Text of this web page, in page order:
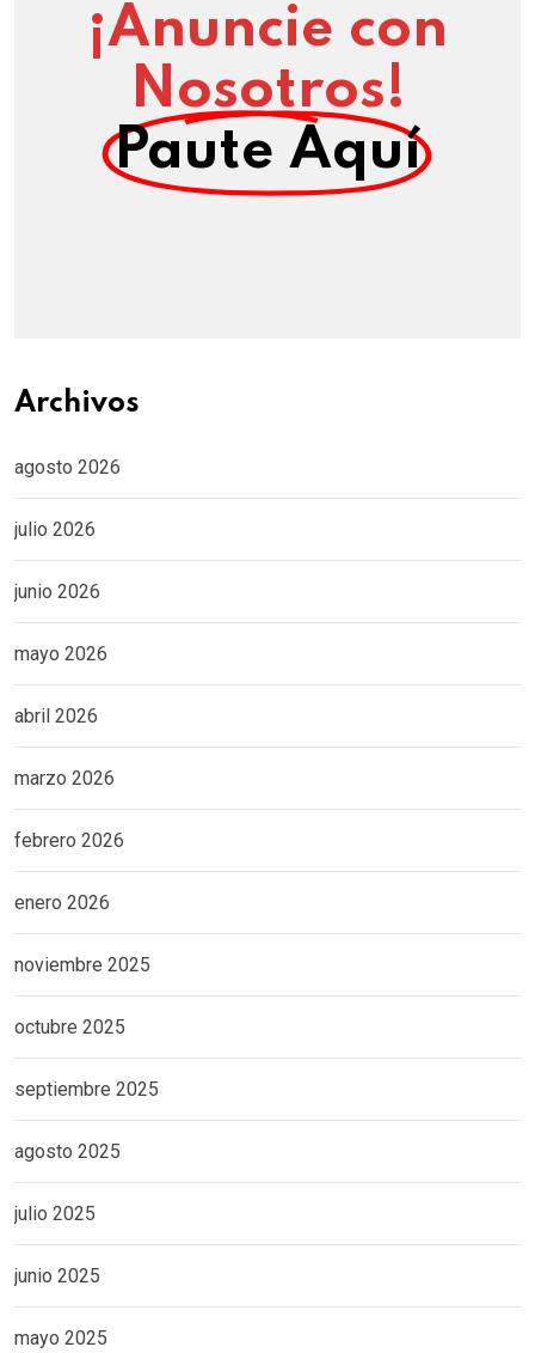
¡Anuncie con
Nosotros!
Paute Aquí
Archivos
agosto 2026
julio 2026
junio 2026
mayo 2026
abril 2026
marzo 2026
febrero 2026
enero 2026
noviembre 2025
octubre 2025
septiembre 2025
agosto 2025
julio 2025
junio 2025
mayo 2025